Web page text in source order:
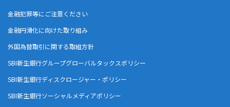
金融犯罪等にご注意ください
金融円滑化に向けた取り組み
外国為替取引に関する取組方針
SBI新生銀行グループグローバルタックスポリシー
SBI新生銀行ディスクロージャー・ポリシー
SBI新生銀行ソーシャルメディアポリシー